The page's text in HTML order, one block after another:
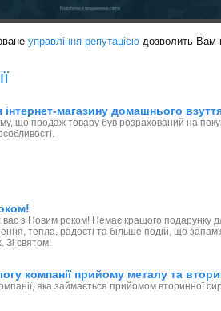
управління репутацією дозволить Вам
магазину домашнього
що продаж товару був розрахований на
вас з Новим роком! Немає кращого
тепла, радості та більше подій, що
Зі святом!
компанії прийому металу та
яка займається прийомом вторинної